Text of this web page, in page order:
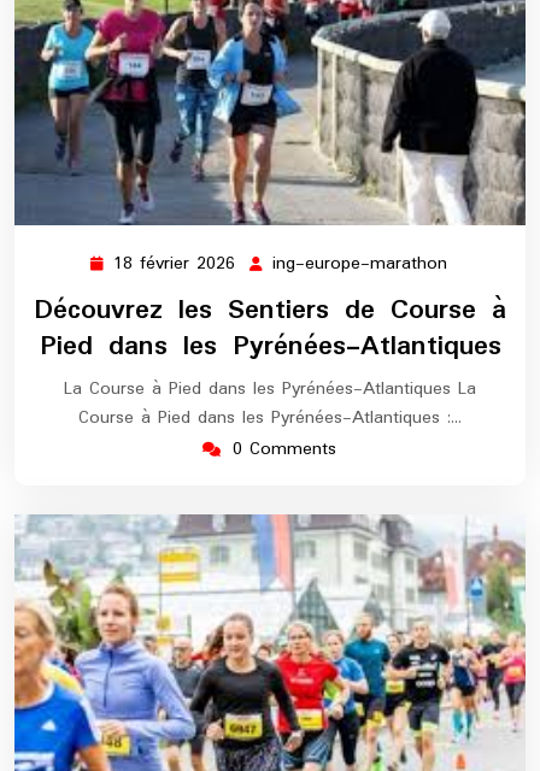
18 février 2026 18
février
2026
ing-europe-marathon
europe-
marathon
Découvrez les Sentiers de Course à
Pied dans les Pyrénées-Atlantiques
La Course à Pied dans les Pyrénées-Atlantiques La
Course à Pied dans les Pyrénées-Atlantiques :…
0 Comments